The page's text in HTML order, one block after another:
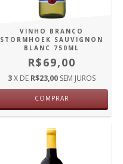
VINHO BRANCO
STORMHOEK SAUVIGNON
BLANC 750ML
R$69,00
3X DE R$23,00 SEM JUROS
COMPRAR